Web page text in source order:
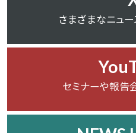
さまざまなニュ
セミナーや報告